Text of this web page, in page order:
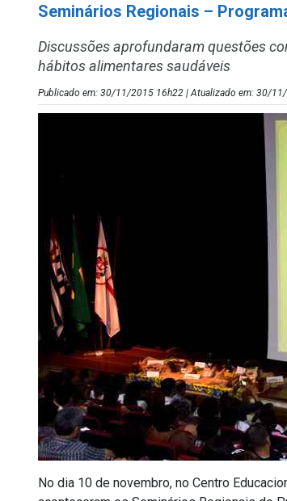
Seminários Regionais –
Discussões aprofundaram questões
hábitos alimentares saudáveis
Publicado em: 30/11/2015 16h22 | Atualizado em: 30/
No dia 10 de novembro, no Centro